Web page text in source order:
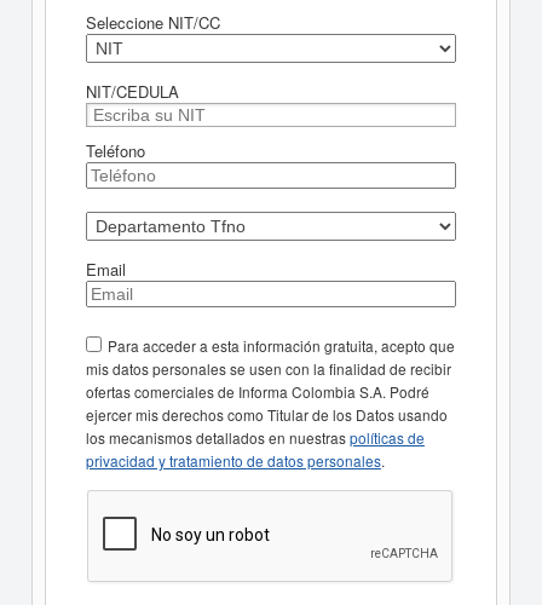
Seleccione NIT/CC
NIT/CEDULA
Teléfono
Email
Para acceder a esta información gratuita, acepto que
mis datos personales se usen con la finalidad de recibir
ofertas comerciales de Informa Colombia S.A. Podré
ejercer mis derechos como Titular de los Datos usando
los mecanismos detallados en nuestraspolíticas de
privacidad y tratamiento de datos personales.